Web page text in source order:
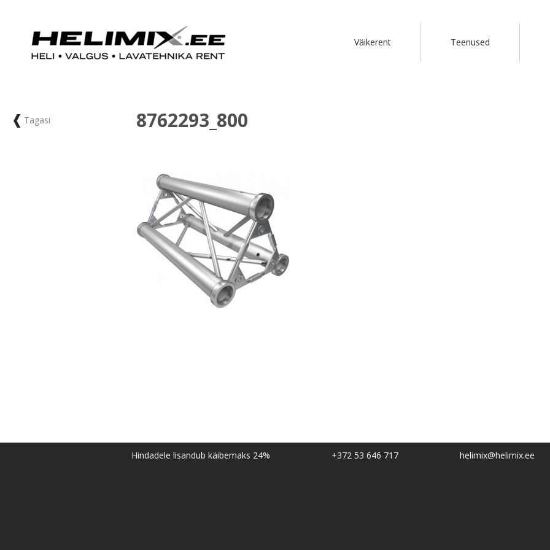
Väikerent Teenused
Tagasi 8762293_800
Hindadele lisandub käibemaks 24% +372 53 646 717 helimix@helimix.ee